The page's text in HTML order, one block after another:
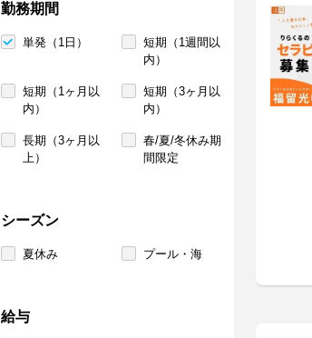
勤務期間
単発（1日）
短期（1週間以
内）
短期（1ヶ月以
内）
短期（3ヶ月以
内）
長期（3ヶ月以
上）
春/夏/冬休み期
間限定
シーズン
夏休み プール・海
給与